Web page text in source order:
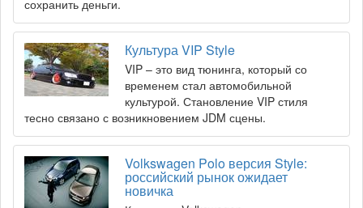
сохранить деньги.
Культура VIP Style
VIP – это вид тюнинга, который со
временем стал автомобильной
культурой. Становление VIP стиля
тесно связано с возникновением JDM сцены.
Volkswagen Polo версия Style:
российский рынок ожидает
новичка